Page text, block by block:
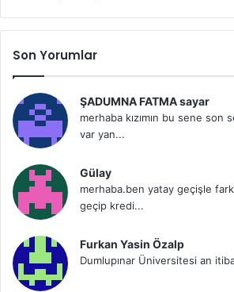
Son Yorumlar
ŞADUMNA FATMA sayar
merhaba kızımın bu sene son
var yan...
Gülay
merhaba.ben yatay geçişle
geçip kredi...
Furkan Yasin Özalp
Dumlupınar Üniversitesi an